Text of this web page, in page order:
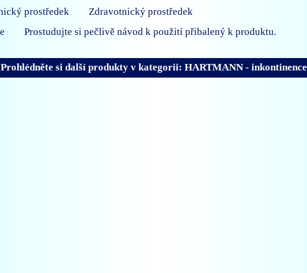
Zdravotnický prostředek
Prostudujte si pečlivě návod k použití přibalený k produktu.
Prohlédněte si další produkty v kategorii: HARTMANN - inkontinence